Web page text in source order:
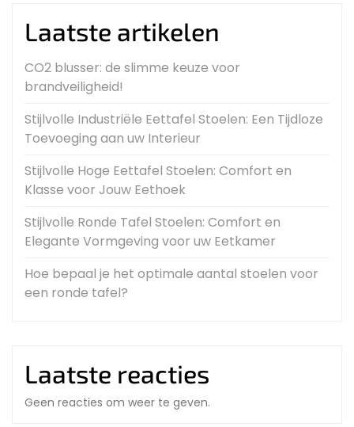
Laatste artikelen
CO2 blusser: de slimme keuze voor
brandveiligheid!
Stijlvolle Industriële Eettafel Stoelen: Een Tijdloze
Toevoeging aan uw Interieur
Stijlvolle Hoge Eettafel Stoelen: Comfort en
Klasse voor Jouw Eethoek
Stijlvolle Ronde Tafel Stoelen: Comfort en
Elegante Vormgeving voor uw Eetkamer
Hoe bepaal je het optimale aantal stoelen voor
een ronde tafel?
Laatste reacties
Geen reacties om weer te geven.